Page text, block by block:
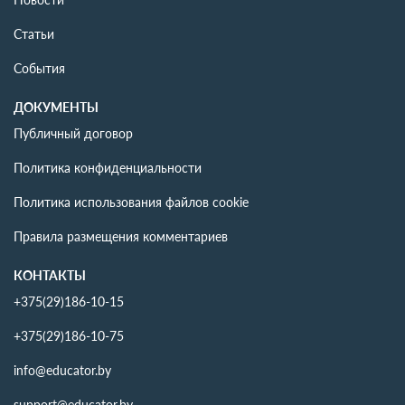
Статьи
События
ДОКУМЕНТЫ
Публичный договор
Политика конфиденциальности
Политика использования файлов cookie
Правила размещения комментариев
КОНТАКТЫ
+375(29)186-10-15
+375(29)186-10-75
info@educator.by